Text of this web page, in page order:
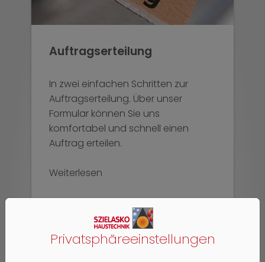
Auftragserteilung
In zwei einfachen Schritten zur
Auftragserteilung. Über unser
Formular können Sie uns
komfortabel und schnell einen
Auftrag erteilen.
Weiterlesen
Privatsphäre­einstellungen